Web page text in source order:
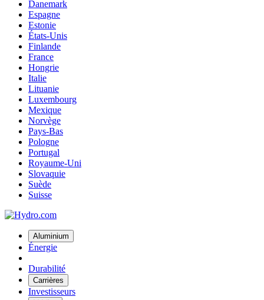
Danemark
Espagne
Estonie
États-Unis
Finlande
France
Hongrie
Italie
Lituanie
Luxembourg
Mexique
Norvège
Pays-Bas
Pologne
Portugal
Royaume-Uni
Slovaquie
Suède
Suisse
Aluminium
Énergie
Durabilité
Carrières
Investisseurs